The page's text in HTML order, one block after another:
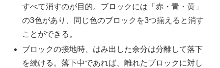
すべて消すのが目的。ブロックには「赤・青・黄」
の3色があり、同じ色のブロックを3つ揃えると消す
ことができる。
ブロックの接地時、はみ出した余分は分離して落下
を続ける。落下中であれば、離れたブロックに対し